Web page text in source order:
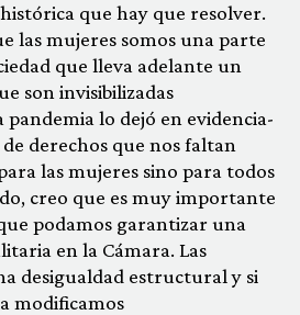
que hay que resolver.
las mujeres somos una parte
que lleva adelante un
son invisibilizadas
lo dejó en evidencia-
derechos que nos faltan
las mujeres sino para todos
creo que es muy importante
podamos garantizar una
en la Cámara. Las
desigualdad estructural y si
modificamos